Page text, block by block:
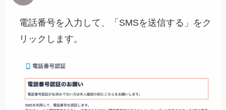
電話番号を入力して、「SMSを送信する」をク
リックします。